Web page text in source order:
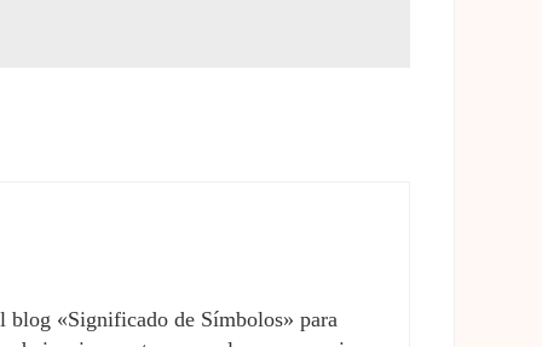
blog «Significado de Símbolos» para